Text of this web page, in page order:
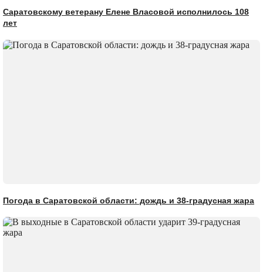
Саратовскому ветерану Елене Власовой исполнилось 108
лет
Погода в Саратовской области: дождь и 38-градусная жара